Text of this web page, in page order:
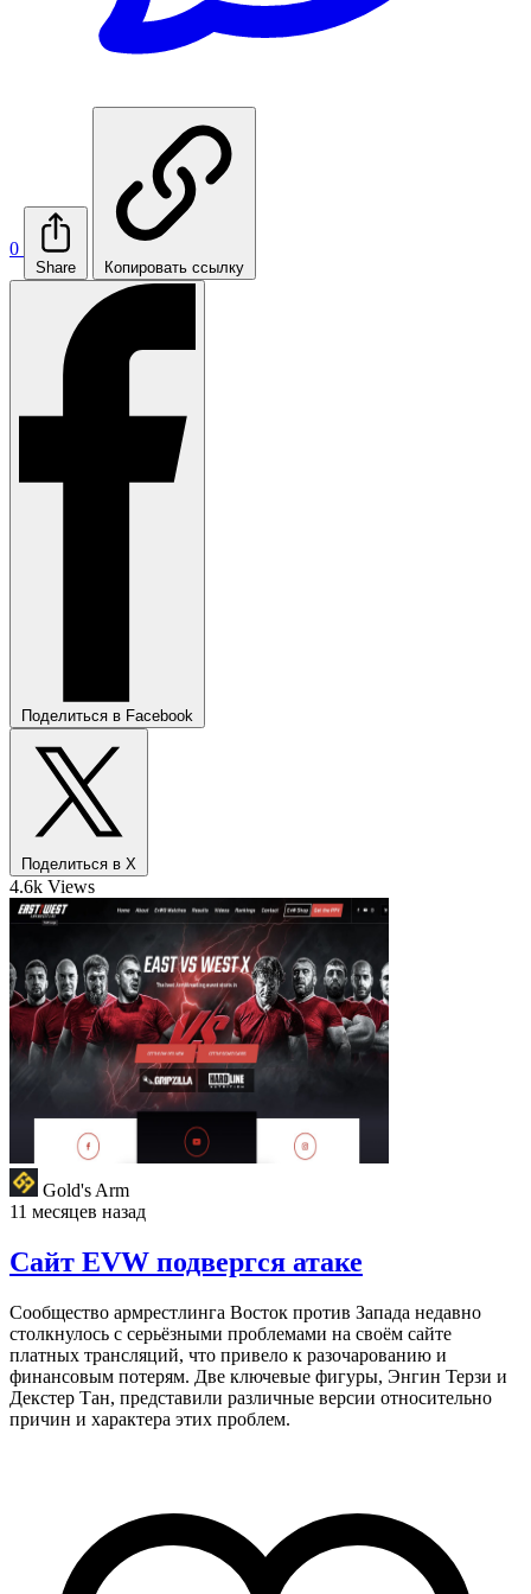
0
Share Копировать ссылку
Поделиться в Facebook
Поделиться в X
4.6k Views
Gold's Arm
11 месяцев назад
Сайт EVW подвергся атаке
Сообщество армрестлинга Восток против Запада недавно
столкнулось с серьёзными проблемами на своём сайте
платных трансляций, что привело к разочарованию и
финансовым потерям. Две ключевые фигуры, Энгин Терзи и
Декстер Тан, представили различные версии относительно
причин и характера этих проблем.